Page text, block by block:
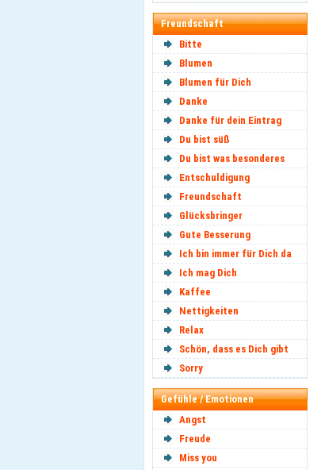
Freundschaft
Bitte
Blumen
Blumen für Dich
Danke
Danke für dein Eintrag
Du bist süß
Du bist was besonderes
Entschuldigung
Freundschaft
Glücksbringer
Gute Besserung
Ich bin immer für Dich da
Ich mag Dich
Kaffee
Nettigkeiten
Relax
Schön, dass es Dich gibt
Sorry
Gefühle / Emotionen
Angst
Freude
Miss you